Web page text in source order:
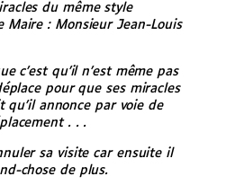
du même style
Maire : Monsieur Jean-Louis
c’est qu’il n’est même pas
pour que ses miracles
annonce par voie de
. . .
sa visite car ensuite il
chose de plus.